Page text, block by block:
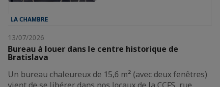
LA CHAMBRE
13/07/2026
Bureau à louer dans le centre historique de
Bratislava
Un bureau chaleureux de 15,6 m² (avec deux fenêtres)